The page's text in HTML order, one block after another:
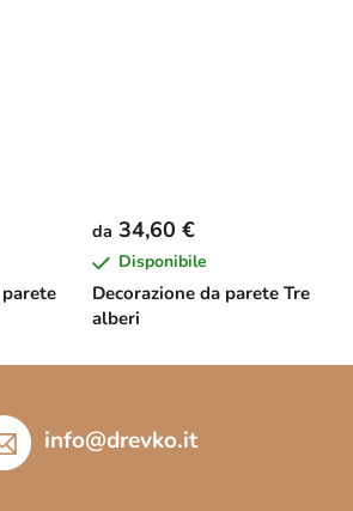
Decorazione da parete Tre
alberi
da 34,60 €
Disponibile
info@drevko.it